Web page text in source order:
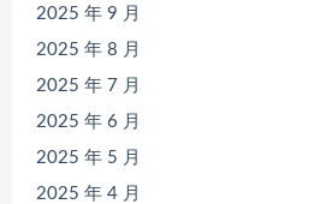
2025 年 9 月
2025 年 8 月
2025 年 7 月
2025 年 6 月
2025 年 5 月
2025 年 4 月